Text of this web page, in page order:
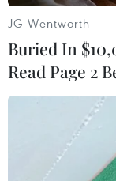
Sau khi
giới tương
hơn thương
JG Wentworth
Buried In
Read Page 2